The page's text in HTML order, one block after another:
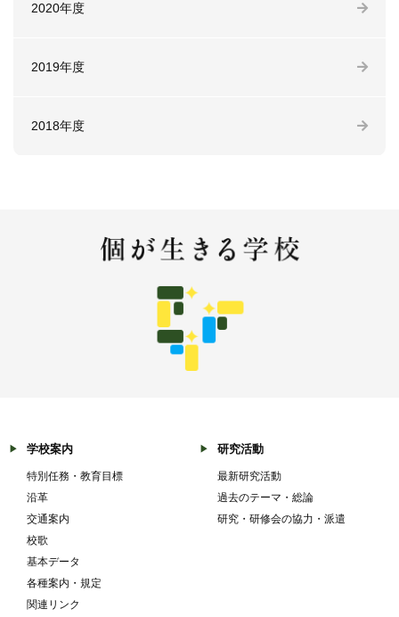
2020年度
2019年度
2018年度
学校案内
特別任務・教育目標
沿革
交通案内
校歌
基本データ
各種案内・規定
関連リンク
研究活動
最新研究活動
過去のテーマ・総論
研究・研修会の協力・派遣